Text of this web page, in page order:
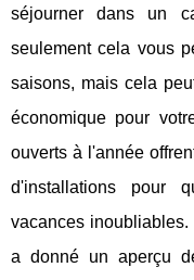
séjourner dans un
seulement cela vous
saisons, mais cela
économique pour
ouverts à l'année
d'installations pour
vacances
a donné un aperçu